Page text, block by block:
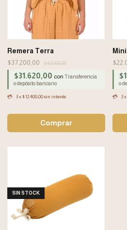
Remera Terra
$37.200,00
$62.000,00
$31.620,00 con Transferencia
o depósito bancario
3x$12.400,00sin interés
Comprar
o
3 x
SIN STOCK